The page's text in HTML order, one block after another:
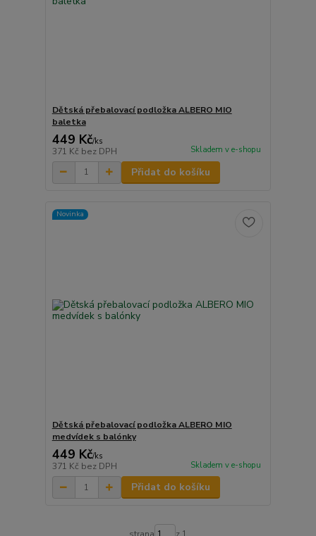
Dětská přebalovací podložka ALBERO MIO
baletka
449 Kč/ks
371 Kč bez DPH Skladem v e-shopu
Přidat do košíku
Novinka
Dětská přebalovací podložka ALBERO MIO
medvídek s balónky
449 Kč/ks
371 Kč bez DPH Skladem v e-shopu
Přidat do košíku
strana z 1